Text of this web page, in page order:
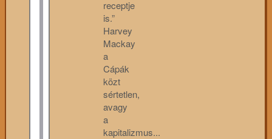
receptje
is.”
Harvey
Mackay
a
Cápák
közt
sértetlen,
avagy
a
kapitalizmus...